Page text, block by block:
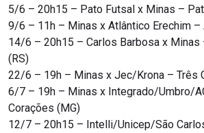
5/6 – 20h15 – Pato Futsal x Minas –
9/6 – 11h – Minas x Atlântico Erechim –
14/6 – 20h15 – Carlos Barbosa x Minas
(RS)
22/6 – 19h – Minas x Jec/Krona – Três
6/7 – 19h – Minas x Integrado/Umbro/
Corações (MG)
12/7 – 20h15 – Intelli/Unicep/São